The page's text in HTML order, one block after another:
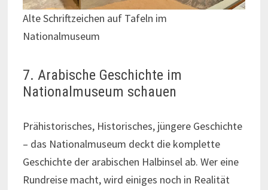
Alte Schriftzeichen auf Tafeln im
Nationalmuseum
7. Arabische Geschichte im
Nationalmuseum schauen
Prähistorisches, Historisches, jüngere Geschichte
– das Nationalmuseum deckt die komplette
Geschichte der arabischen Halbinsel ab. Wer eine
Rundreise macht, wird einiges noch in Realität